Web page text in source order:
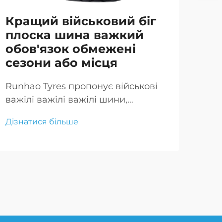
Кращий військовий біг
плоска шина важкий
обов'язок обмежені
сезони або місця
Runhao Tyres пропонує військові
важілі важілі важілі шини,
умов. Наші важкі шини
Дізнатися більше